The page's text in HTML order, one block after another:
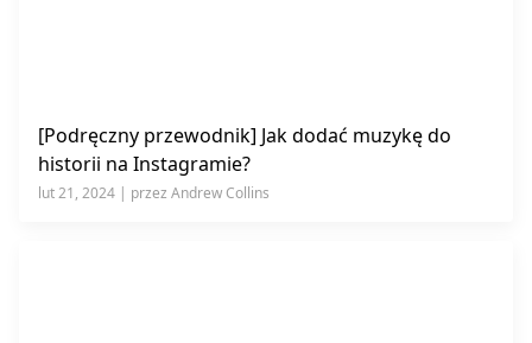
[Podręczny przewodnik] Jak dodać muzykę do
historii na Instagramie?
lut 21, 2024 | przez Andrew Collins